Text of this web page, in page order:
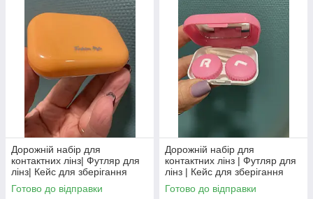
Дорожній набір для
контактних лінз| Футляр для
лінз| Кейс для зберігання
контактних лінз
Готово до відправки
Дорожній набір для
контактних лінз | Футляр для
лінз | Кейс для зберігання
контактних лінз
Готово до відправки